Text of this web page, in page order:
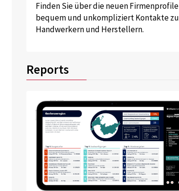
Finden Sie über die neuen Firmenprofile
bequem und unkompliziert Kontakte zu
Handwerkern und Herstellern.
Reports